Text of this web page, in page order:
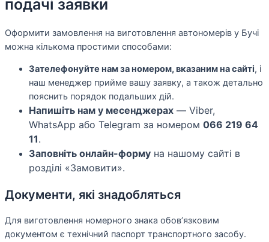
подачі заявки
Оформити замовлення на виготовлення автономерів у Бучі
можна кількома простими способами:
Зателефонуйте нам за номером, вказаним на сайті, і
наш менеджер прийме вашу заявку, а також детально
пояснить порядок подальших дій.
Напишіть нам у месенджерах — Viber,
WhatsApp або Telegram за номером 066 219 64
11.
Заповніть онлайн-форму на нашому сайті в
розділі «Замовити».
Документи, які знадобляться
Для виготовлення номерного знака обов’язковим
документом є технічний паспорт транспортного засобу.